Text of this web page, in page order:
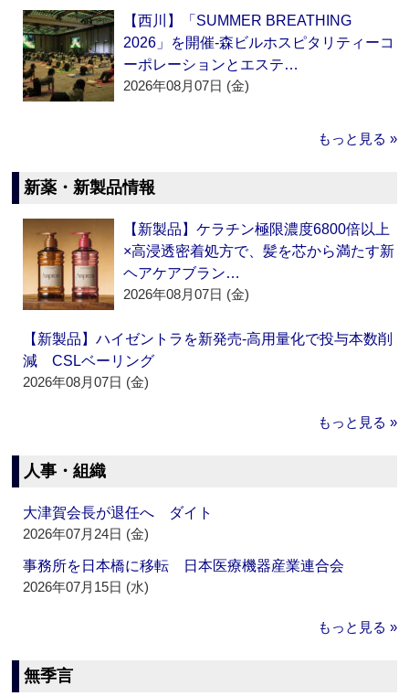
【西川】「SUMMER BREATHING
2026」を開催‐森ビルホスピタリティーコ
ーポレーションとエステ…
2026年08月07日 (金)
もっと見る »
新薬・新製品情報
【新製品】ケラチン極限濃度6800倍以上
×高浸透密着処方で、髪を芯から満たす新
ヘアケアブラン…
2026年08月07日 (金)
【新製品】ハイゼントラを新発売‐高用量化で投与本数削
減 CSLベーリング
2026年08月07日 (金)
もっと見る »
人事・組織
大津賀会長が退任へ ダイト
2026年07月24日 (金)
事務所を日本橋に移転 日本医療機器産業連合会
2026年07月15日 (水)
もっと見る »
無季言